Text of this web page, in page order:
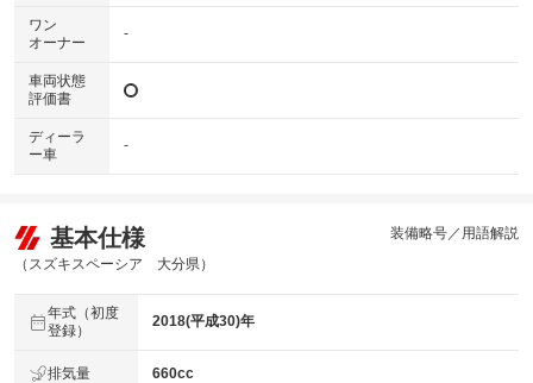
ワン
オーナー
-
車両状態
評価書
ディーラ
ー車
-
基本仕様
（スズキスペーシア 大分県）
装備略号／用語解説
年式（初度
登録）
2018(平成30)年
排気量 660cc